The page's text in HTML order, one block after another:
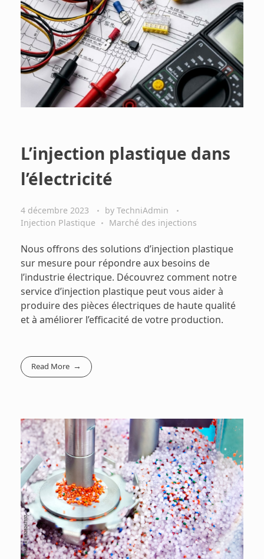
L’injection plastique dans
l’électricité
4 décembre 2023 by TechniAdmin
Injection Plastique
Marché des injections
Nous offrons des solutions d’injection plastique
sur mesure pour répondre aux besoins de
l’industrie électrique. Découvrez comment notre
service d’injection plastique peut vous aider à
produire des pièces électriques de haute qualité
et à améliorer l’efficacité de votre production.
Read More